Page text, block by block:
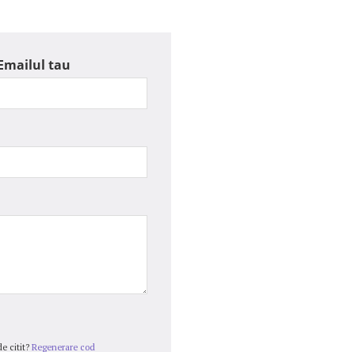
tau
citit? Regenerare cod